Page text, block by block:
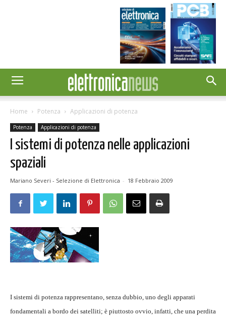
Home Potenza Applicazioni di potenza
Potenza Applicazioni di potenza
I sistemi di potenza nelle applicazioni
spaziali
Mariano Severi - Selezione di Elettronica - 18 Febbraio 2009
I sistemi di potenza rappresentano, senza dubbio, uno degli apparati
fondamentali a bordo dei satelliti; è piuttosto ovvio, infatti, che una perdita